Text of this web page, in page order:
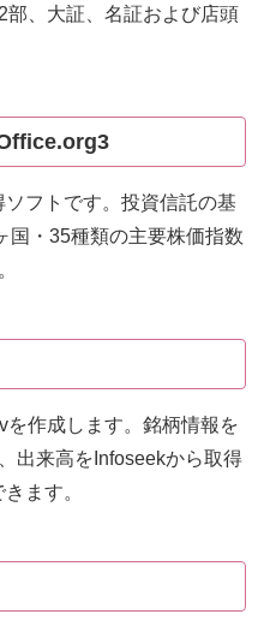
、大証、名証および店頭
フトです。投資信託の基
国・35種類の主要株価指数
作成します。銘柄情報を
出来高をInfoseekから取得
ます。